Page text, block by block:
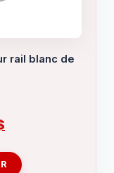
rail blanc de
actuel